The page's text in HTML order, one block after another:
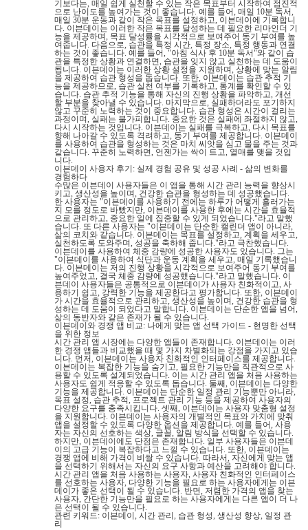
기보다는, 매일 쉽게 실천할 수 있는 작은 목표부터 시작하여 점진적
으로 난이도를 높여가는 것이 좋습니다. 예를 들어, 매일 10분 독서,
매일 30분 운동과 같이 작은 목표를 설정하고, 이븐데이에 기록합니
다. 이븐데이는 이러한 작은 목표를 달성하는 데 필요한 리마인더 기
능을 제공하며, 목표 달성률을 시각적으로 보여주어 동기 부여를 높
여줍니다. 다음으로, 습관을 특정 시간, 특정 장소, 특정 행동과 연결
하는 것이 좋습니다. 예를 들어, "아침 식사 후 10분 독서"와 같이 습
관을 특정한 상황과 연결하면, 습관을 잊지 않고 실천하는 데 도움이
됩니다. 이븐데이는 이러한 상황 설정을 지원하며, 상황에 맞는 알림
을 제공하여 습관 형성을 돕습니다. 또한, 이븐데이는 습관 추적 기
능을 제공하므로, 습관 실천 여부를 기록하고, 통계를 확인할 수 있
습니다. 습관 추적 기능을 통해 자신의 진행 상황을 파악하고, 개선
할 부분을 찾아낼 수 있습니다. 마지막으로, 실패하더라도 포기하지
않고 꾸준히 노력하는 것이 중요합니다. 습관 형성은 시간이 걸리는
과정이며, 실패는 불가피합니다. 중요한 것은 실패에 좌절하지 않고,
다시 시작하는 것입니다. 이븐데이는 실패를 극복하고, 다시 목표를
향해 나아갈 수 있도록 격려하고, 동기 부여를 제공합니다. 이븐데이
를 사용하여 습관을 형성하는 것은 마치 씨앗을 심고 물을 주는 것과
같습니다. 꾸준히 노력하면, 언젠가는 싹이 트고, 열매를 맺을 것입
니다.
이븐데이 사용자 후기: 실제 경험 공유 및 성공 사례 - 삶의 변화를
경험하다
수많은 이븐데이 사용자들은 이 앱을 통해 시간 관리 능력을 향상시
키고, 생산성을 높이며, 건강한 습관을 형성하는 데 성공했습니다.
한 사용자는 "이븐데이를 사용하기 전에는 하루가 어떻게 흘러가는
지 모를 정도로 바빴지만, 이븐데이를 사용한 후에는 시간을 효율적
으로 관리하고, 중요한 일에 집중할 수 있게 되었습니다."라고 말했
습니다. 또 다른 사용자는 "이븐데이는 단순한 캘린더 앱이 아니라,
삶의 코치와 같습니다. 이븐데이는 목표를 설정하고, 계획을 세우고,
실천하도록 도와주며, 성공을 축하해 줍니다."라고 극찬했습니다.
이븐데이를 사용하여 체중 감량에 성공한 사용자도 있습니다. 그는
"이븐데이를 사용하여 식단과 운동 계획을 세우고, 매일 기록했습니
다. 이븐데이는 저의 진행 상황을 시각적으로 보여주어 동기 부여를
높여주었고, 결국 체중 감량에 성공했습니다."라고 말했습니다. 이
븐데이 사용자들은 공통적으로 이븐데이가 사용자 친화적이고, 사
용하기 쉽고, 강력한 기능을 제공한다고 평가합니다. 또한, 이븐데이
가 시간을 효율적으로 관리하고, 생산성을 높이며, 건강한 습관을 형
성하는 데 도움이 되었다고 말합니다. 이븐데이는 단순한 앱을 넘어,
삶의 동반자와 같은 존재가 될 수 있습니다.
이븐데이와 경쟁 앱 비교: 나에게 맞는 앱 선택 가이드 - 현명한 선택
을 위한 정보
시간 관리 앱 시장에는 다양한 앱들이 존재합니다. 이븐데이는 이러
한 경쟁 앱들과 비교했을 때 몇 가지 차별화되는 강점을 가지고 있습
니다. 먼저, 이븐데이는 사용자 친화적인 인터페이스를 제공합니다.
이븐데이는 복잡한 기능을 숨기고, 필요한 기능만을 직관적으로 사
용할 수 있도록 설계되었습니다. 이는 시간 관리 앱을 처음 사용하는
사용자도 쉽게 적응할 수 있도록 돕습니다. 둘째, 이븐데이는 다양한
기능을 제공합니다. 이븐데이는 단순한 일정 관리 기능뿐만 아니라,
목표 설정, 습관 추적, 프로젝트 관리 기능 등을 제공하여 사용자의
다양한 요구를 충족시킵니다. 셋째, 이븐데이는 사용자 맞춤형 설정
을 지원합니다. 이븐데이는 사용자의 개별적인 목표와 가치에 맞춰
앱을 설정할 수 있도록 다양한 옵션을 제공합니다. 예를 들어, 사용
자는 자신의 선호하는 색상, 글꼴, 알림 방식을 선택할 수 있습니다.
하지만, 이븐데이에도 단점은 존재합니다. 일부 사용자들은 이븐데
이의 고급 기능이 복잡하다고 느낄 수 있습니다. 또한, 이븐데이는
경쟁 앱에 비해 가격이 비쌀 수 있습니다. 따라서, 자신에게 맞는 앱
을 선택하기 위해서는 자신의 요구 사항과 예산을 고려해야 합니다.
시간 관리 앱을 처음 사용하는 사용자, 사용자 친화적인 인터페이스
를 선호하는 사용자, 다양한 기능을 필요로 하는 사용자에게는 이븐
데이가 좋은 선택이 될 수 있습니다. 반면, 저렴한 가격의 앱을 찾는
사용자, 간단한 기능만을 필요로 하는 사용자에게는 다른 앱이 더 나
은 선택이 될 수 있습니다.
관련 키워드: 이븐데이, 시간 관리, 습관 형성, 생산성 향상, 일정 관
리